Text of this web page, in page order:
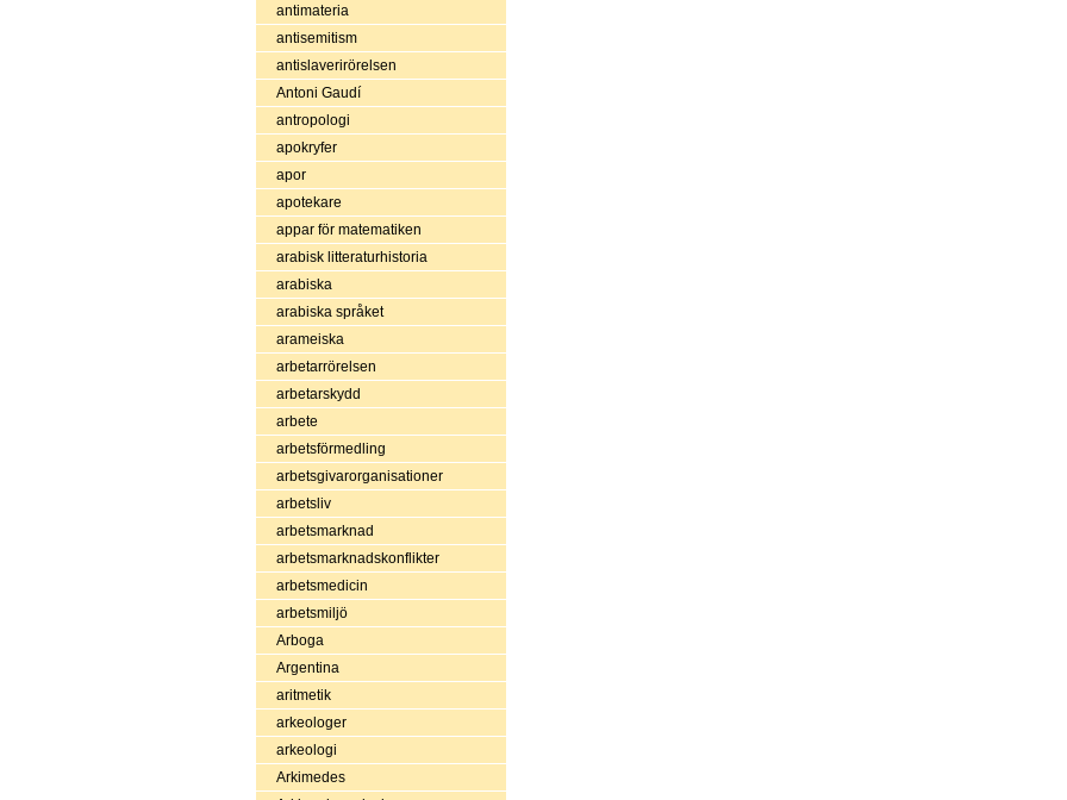
antimateria
antisemitism
antislaverirörelsen
Antoni Gaudí
antropologi
apokryfer
apor
apotekare
appar för matematiken
arabisk litteraturhistoria
arabiska
arabiska språket
arameiska
arbetarrörelsen
arbetarskydd
arbete
arbetsförmedling
arbetsgivarorganisationer
arbetsliv
arbetsmarknad
arbetsmarknadskonflikter
arbetsmedicin
arbetsmiljö
Arboga
Argentina
aritmetik
arkeologer
arkeologi
Arkimedes